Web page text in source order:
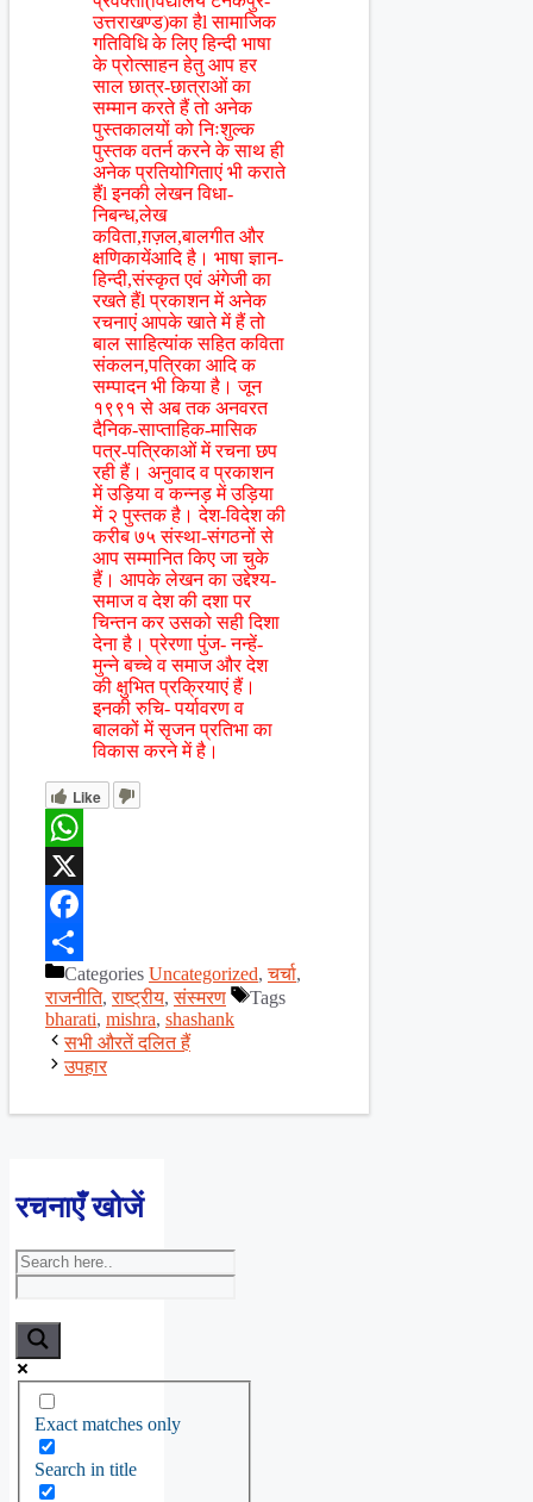
उत्तराखण्ड)का हैl सामाजिक
गतिविधि के लिए हिन्दी भाषा
के प्रोत्साहन हेतु आप हर
साल छात्र-छात्राओं का
सम्मान करते हैं तो अनेक
पुस्तकालयों को निःशुल्क
पुस्तक वतर्न करने के साथ ही
अनेक प्रतियोगिताएं भी कराते
हैंl इनकी लेखन विधा-
निबन्ध,लेख
कविता,ग़ज़ल,बालगीत और
क्षणिकायेंआदि है। भाषा ज्ञान-
हिन्दी,संस्कृत एवं अंगेजी का
रखते हैंl प्रकाशन में अनेक
रचनाएं आपके खाते में हैं तो
बाल साहित्यांक सहित कविता
संकलन,पत्रिका आदि क
सम्पादन भी किया है। जून
१९९१ से अब तक अनवरत
दैनिक-साप्ताहिक-मासिक
पत्र-पत्रिकाओं में रचना छप
रही हैं। अनुवाद व प्रकाशन
में उड़िया व कन्नड़ में उड़िया
में २ पुस्तक है। देश-विदेश की
करीब ७५ संस्था-संगठनों से
आप सम्मानित किए जा चुके
हैं। आपके लेखन का उद्देश्य-
समाज व देश की दशा पर
चिन्तन कर उसको सही दिशा
देना है। प्रेरणा पुंज- नन्हें-
मुन्ने बच्चे व समाज और देश
की क्षुभित प्रक्रियाएं हैं।
इनकी रुचि- पर्यावरण व
बालकों में सृजन प्रतिभा का
विकास करने में है।
Like
WhatsApp
X
Facebook
ShareCategories Uncategorized,चर्चा,
राजनीति,राष्ट्रीय,संस्मरण
Tags
bharati, mishra, shashank
सभी औरतें दलित हैं
उपहार
रचनाएँ खोजें
Exact matches only
Search in title